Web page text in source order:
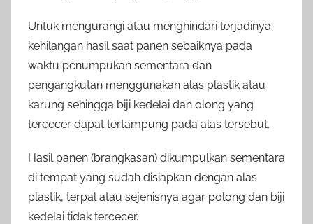
Untuk mengurangi atau menghindari terjadinya
kehilangan hasil saat panen sebaiknya pada
waktu penumpukan sementara dan
pengangkutan menggunakan alas plastik atau
karung sehingga biji kedelai dan olong yang
tercecer dapat tertampung pada alas tersebut.
Hasil panen (brangkasan) dikumpulkan sementara
di tempat yang sudah disiapkan dengan alas
plastik, terpal atau sejenisnya agar polong dan biji
kedelai tidak tercecer.